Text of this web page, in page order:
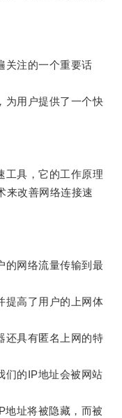
注的一个重要话
用户提供了一个快
具，它的工作原理
来改善网络连接速
网络流量传输到最
高了用户的上网体
具有匿名上网的特
的IP地址会被网站
址将被隐藏，而被